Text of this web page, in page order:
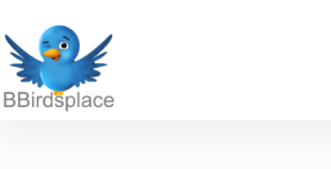
naar
de
inhoud